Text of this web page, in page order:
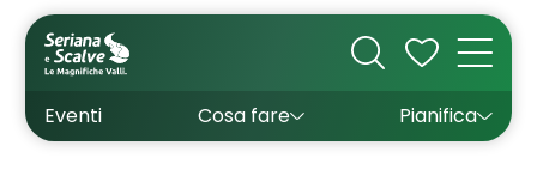
Eventi Cosa fare
Cultura
Outdoor
Pianifica
Dove dormire
Come arrivare
Come muoversi
Wishlist